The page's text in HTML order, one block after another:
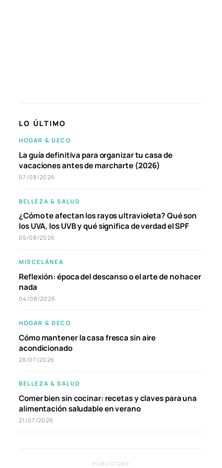
LO ÚLTIMO
HOGAR & DECO
La guía definitiva para organizar tu casa de
vacaciones antes de marcharte (2026)
07/08/2026
BELLEZA & SALUD
¿Cómo te afectan los rayos ultravioleta? Qué son
los UVA, los UVB y qué significa de verdad el SPF
05/08/2026
MISCELÁNEA
Reflexión: época del descanso o el arte de no hacer
nada
04/08/2026
HOGAR & DECO
Cómo mantener la casa fresca sin aire
acondicionado
28/07/2026
BELLEZA & SALUD
Comer bien sin cocinar: recetas y claves para una
alimentación saludable en verano
21/07/2026
PUBLICIDAD